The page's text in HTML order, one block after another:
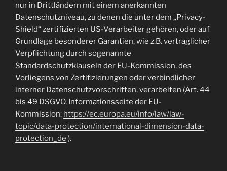
nur in Drittländern mit einem anerkannten
Datenschutzniveau, zu denen die unter dem „Privacy-
Shield“ zertifizierten US-Verarbeiter gehören, oder auf
Grundlage besonderer Garantien, wie z.B. vertraglicher
Verpflichtung durch sogenannte
Standardschutzklauseln der EU-Kommission, des
Vorliegens von Zertifizierungen oder verbindlicher
interner Datenschutzvorschriften, verarbeiten (Art. 44
bis 49 DSGVO, Informationsseite der EU-
Kommission: https://ec.europa.eu/info/law/law-
topic/data-protection/international-dimension-data-
protection_de ).